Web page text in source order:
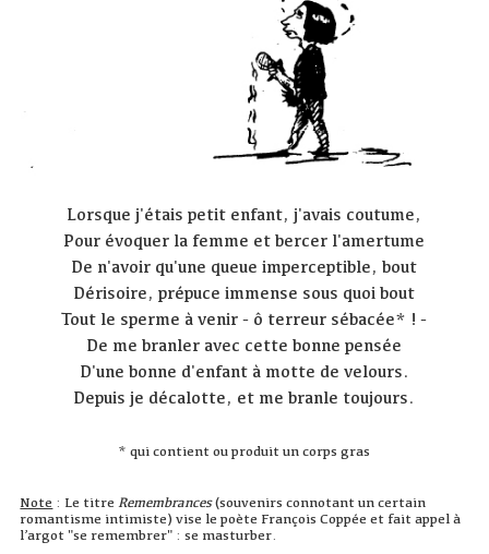
Lorsque j'étais petit enfant, j'avais coutume,
Pour évoquer la femme et bercer l'amertume
De n'avoir qu'une queue imperceptible, bout
Dérisoire, prépuce immense sous quoi bout
Tout le sperme à venir - ô terreur sébacée* ! -
De me branler avec cette bonne pensée
D'une bonne d'enfant à motte de velours.
Depuis je décalotte, et me branle toujours.
* qui contient ou produit un corps gras
Note : Le titre Remembrances(souvenirs connotant un certain
romantisme intimiste) vise le poète François Coppée et fait appel à
l’argot "se remembrer" : se masturber.